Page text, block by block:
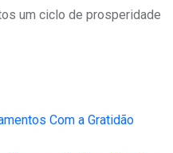
um ciclo de prosperidade
Com a Gratidão